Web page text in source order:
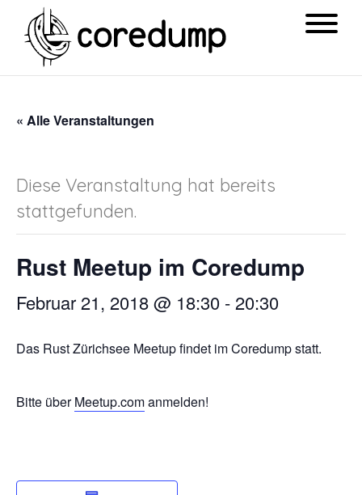
« Alle Veranstaltungen
Diese Veranstaltung hat bereits
stattgefunden.
Rust Meetup im Coredump
Februar 21, 2018 @ 18:30 - 20:30
Das Rust Zürichsee Meetup findet im Coredump statt.
Bitte überMeetup.comanmelden!